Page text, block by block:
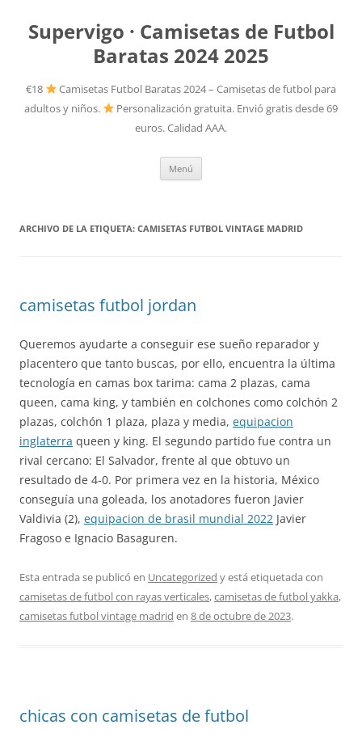
Supervigo · Camisetas de Futbol
Baratas 2024 2025
€18
Camisetas Futbol Baratas 2024 – Camisetas de futbol para
adultos y niños.
Personalización gratuita. Envió gratis desde 69
euros. Calidad AAA.
Menú
ARCHIVO DE LA ETIQUETA: CAMISETAS FUTBOL VINTAGE MADRID
camisetas futbol jordan
Queremos ayudarte a conseguir ese sueño reparador y
placentero que tanto buscas, por ello, encuentra la última
tecnología en camas box tarima: cama 2 plazas, cama
queen, cama king, y también en colchones como colchón 2
plazas, colchón 1 plaza, plaza y media, equipacion
inglaterra queen y king. El segundo partido fue contra un
rival cercano: El Salvador, frente al que obtuvo un
resultado de 4-0. Por primera vez en la historia, México
conseguía una goleada, los anotadores fueron Javier
Valdivia (2), equipacion de brasil mundial 2022 Javier
Fragoso e Ignacio Basaguren.
Esta entrada se publicó en Uncategorized y está etiquetada con
camisetas de futbol con rayas verticales,camisetas de futbol yakka,
camisetas futbol vintage madrid en 8 de octubre de 2023.
chicas con camisetas de futbol